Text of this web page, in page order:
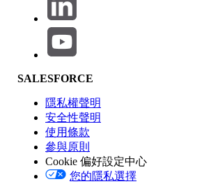
功能影響
版本
SALESFORCE
隱私權聲明
安全性聲明
使用條款
參與原則
Cookie 偏好設定中心
您的隱私選擇